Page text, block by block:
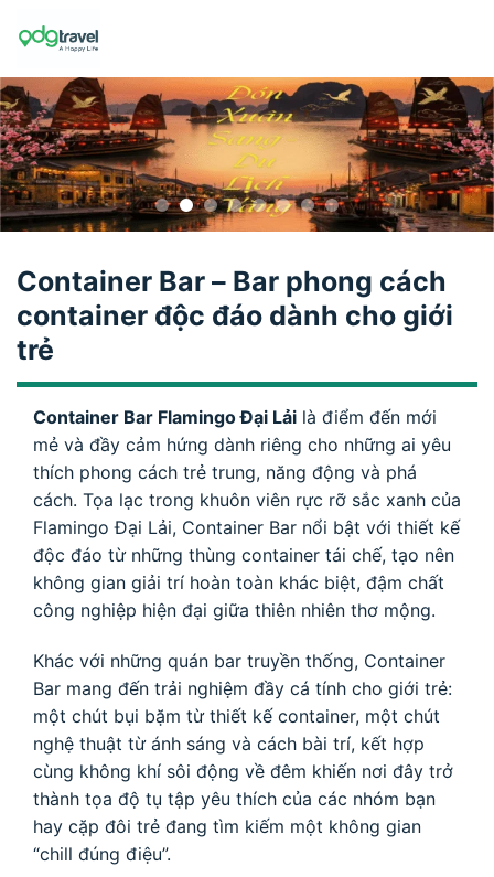
Container Bar – Bar phong cách
container độc đáo dành cho giới
trẻ
Container Bar Flamingo Đại Lải là điểm đến mới
mẻ và đầy cảm hứng dành riêng cho những ai yêu
thích phong cách trẻ trung, năng động và phá
cách. Tọa lạc trong khuôn viên rực rỡ sắc xanh của
Flamingo Đại Lải, Container Bar nổi bật với thiết kế
độc đáo từ những thùng container tái chế, tạo nên
không gian giải trí hoàn toàn khác biệt, đậm chất
công nghiệp hiện đại giữa thiên nhiên thơ mộng.
Khác với những quán bar truyền thống, Container
Bar mang đến trải nghiệm đầy cá tính cho giới trẻ:
một chút bụi bặm từ thiết kế container, một chút
nghệ thuật từ ánh sáng và cách bài trí, kết hợp
cùng không khí sôi động về đêm khiến nơi đây trở
thành tọa độ tụ tập yêu thích của các nhóm bạn
hay cặp đôi trẻ đang tìm kiếm một không gian
“chill đúng điệu”.